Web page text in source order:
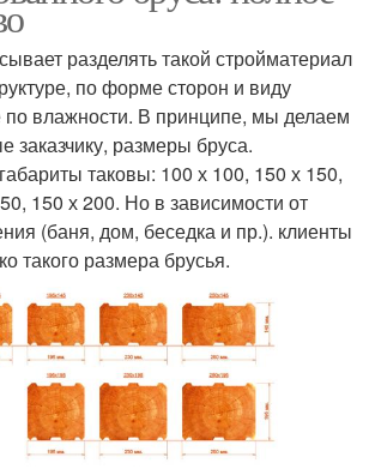
разделять такой стройматериал
по форме сторон и виду
влажности. В принципе, мы делаем
заказчику, размеры бруса.
таковы: 100 х 100, 150 х 150,
150 х 200. Но в зависимости от
(баня, дом, беседка и пр.). клиенты
такого размера брусья.